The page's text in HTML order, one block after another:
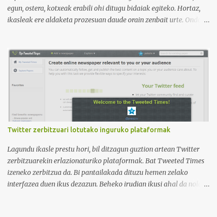
egun, ostera, kotxeak erabili ohi ditugu bidaiak egiteko. Hortaz,
ikasleak ere aldaketa prozesuan daude orain zenbait urte. Ondoko
Ikusi diferentziak eta ausnartu irudiari so eginez.
Twitter zerbitzuari lotutako inguruko plataformak
Lagundu ikasle prestu hori, bil ditzagun guztion artean Twitter
zerbitzuarekin erlazionaturiko plataformak. Bat Tweeted Times
izeneko zerbitzua da. Bi pantailakada dituzu hemen zelako
interfazea duen ikus dezazun. Beheko irudian ikusi ahal da nola